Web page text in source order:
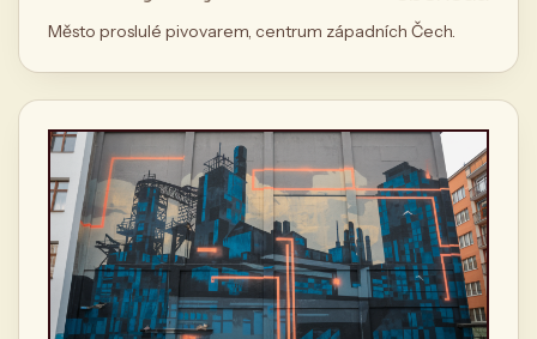
Město proslulé pivovarem, centrum západních Čech.